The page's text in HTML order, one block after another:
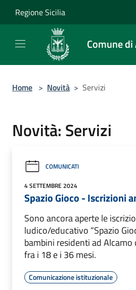
Regione Sicilia
Comune
Home > Novità > Servizi
Novità: Servizi
COMUNICATI
4 SETTEMBRE 2024
Spazio Gioco - Iscrizioni
Sono ancora aperte le
ludico/educativo “Spazio
bambini residenti ad Alcamo
fra i 18 e i 36 mesi.
Comunicazione istituzionale